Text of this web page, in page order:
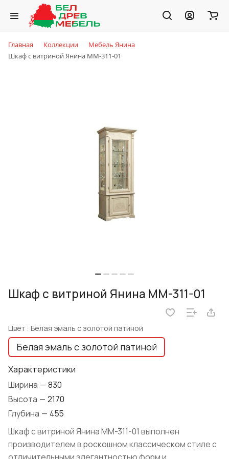
Главная Коллекции
Мебель Янина
Шкаф с витриной Янина ММ-311-01
Шкаф с витриной Янина ММ-311-01
Цвет : Белая эмаль с золотой патиной
Белая эмаль с золотой патиной
Характеристики
Ширина — 830
Высота — 2170
Глубина — 455
Шкаф с витриной Янина ММ-311-01 выполнен
производителем в роскошном классическом стиле с